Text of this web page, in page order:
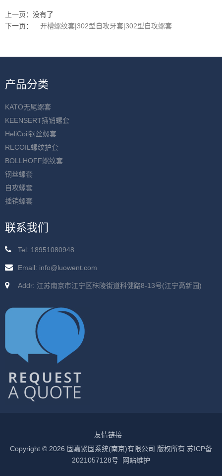
上一页：没有了
下一页：
开槽螺纹套|302型自攻牙套|302型自攻螺套
产品分类
KATO无尾螺套
KEENSERT插销螺套
HeliCoil钢丝螺套
RECOIL螺纹护套
BOLLHOFF螺纹套
钢丝螺套
自攻螺套
插销螺套
联系我们
Tel: 18951080948
Email: info@luowent.com
Addr: 江苏南京市江宁区秣陵街道科健路8-13号(江宁高新园)
友情链接:
Copyright © 2026 固嘉紧固系统(南京)有限公司 版权所有 苏ICP备
2021057128号
网站维护